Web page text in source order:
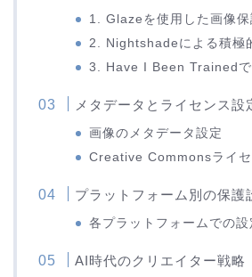
1. Glazeを使用した画像保
2. Nightshadeによる積極
3. Have I Been Trainedで
メタデータとライセンス設
画像のメタデータ設定
Creative Commonsライセ
プラットフォーム別の保護
各プラットフォームでの設
AI時代のクリエイター戦略